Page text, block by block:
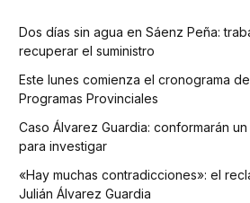
Dos días sin agua en Sáenz Peña:
recuperar el suministro
Este lunes comienza el cronograma
Programas Provinciales
Caso Álvarez Guardia: conformarán
para investigar
«Hay muchas contradicciones»: el
Julián Álvarez Guardia